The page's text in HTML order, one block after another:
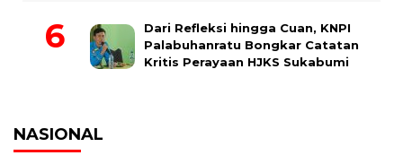
Dari Refleksi hingga Cuan, KNPI
Palabuhanratu Bongkar Catatan
Kritis Perayaan HJKS Sukabumi
NASIONAL